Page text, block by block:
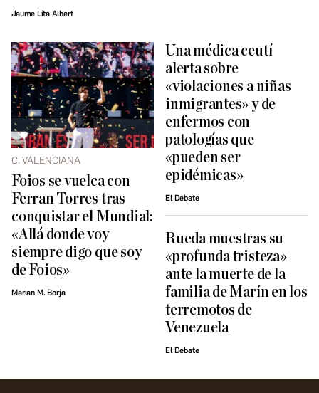
Jaume Lita Albert
C. VALENCIANA
Foios se vuelca con
Ferran Torres tras
conquistar el Mundial:
«Allá donde voy
siempre digo que soy
de Foios»
Marian M. Borja
Una médica ceutí
alerta sobre
«violaciones a niñas
inmigrantes» y de
enfermos con
patologías que
«pueden ser
epidémicas»
El Debate
Rueda muestras su
«profunda tristeza»
ante la muerte de la
familia de Marín en los
terremotos de
Venezuela
El Debate